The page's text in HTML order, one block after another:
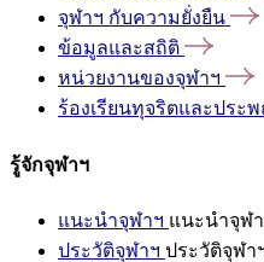
จุฬาฯ กับความยั่งยืน
ข้อมูลและสถิติ
หน่วยงานของจุฬาฯ
ร้องเรียนทุจริตและประ
รู้จักจุฬาฯ
แนะนำจุฬาฯ แนะนำจุฬ
ประวัติจุฬาฯ ประวัติจุฬา